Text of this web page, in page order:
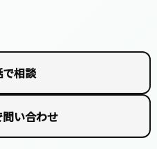
で相談
い合わせ